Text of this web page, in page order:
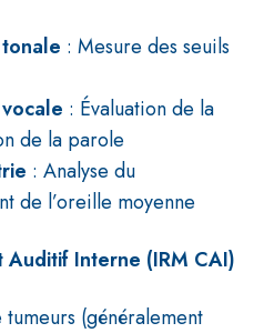
: Mesure des seuils
: Évaluation de la
de la parole
: Analyse du
de l’oreille moyenne
Auditif Interne (IRM CAI)
(généralement